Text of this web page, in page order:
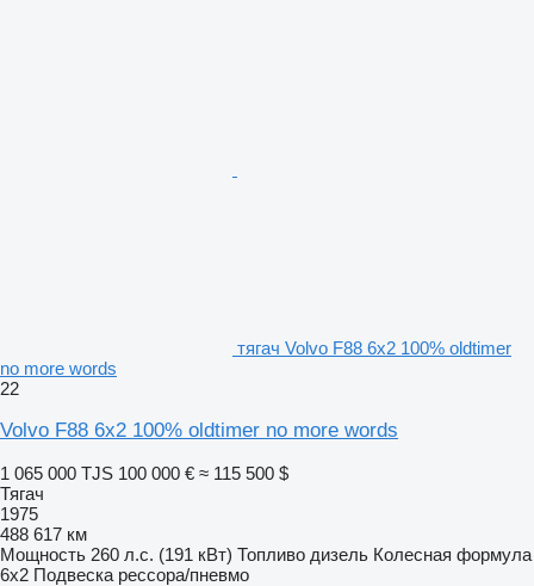
тягач Volvo F88 6x2 100% oldtimer
no more words
22
Volvo F88 6x2 100% oldtimer no more words
1 065 000 TJS 100 000 € ≈ 115 500 $
Тягач
1975
488 617 км
Мощность 260 л.с. (191 кВт) Топливо дизель Колесная формула
6x2 Подвеска рессора/пневмо